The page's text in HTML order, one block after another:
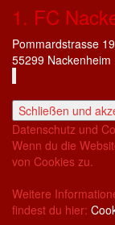
1. FC
Pommardstrasse 19
55299 Nackenheim
Datenschutz und
Wenn du die
von Cookies zu.
Weitere
findest du hier: